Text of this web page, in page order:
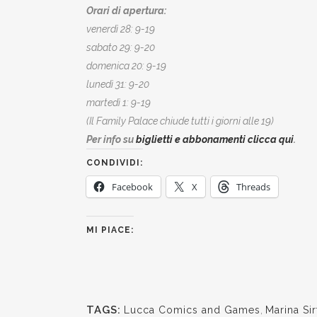
Orari di apertura:
venerdì 28: 9-19
sabato 29: 9-20
domenica 20: 9-19
lunedì 31: 9-20
martedì 1: 9-19
(Il Family Palace chiude tutti i giorni alle 19)
Per info subiglietti e abbonamenti clicca qui.
CONDIVIDI:
Facebook X Threads
MI PIACE:
TAGS: Lucca Comics and Games Marina